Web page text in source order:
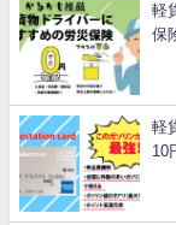
軽
保
軽
10